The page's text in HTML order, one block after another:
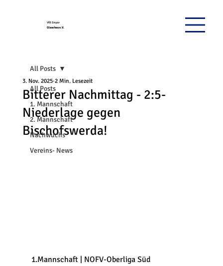
VfB Empor
Glauchau e.V.
All Posts
1. Mannschaft
2. Mannschaft
Nachwuchs
Vereins- News
All Posts
Bitterer Nachmittag - 2:5-
Niederlage gegen
Bischofswerda!
3. Nov. 2025 2 Min. Lesezeit
1.Mannschaft | NOFV-Oberliga Süd